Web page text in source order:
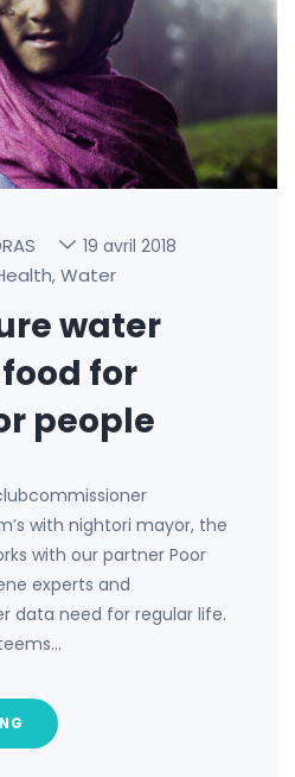
19 avril 2018
, Water
water
for
people
with nightori mayor, the
with our partner Poor
experts and
data need for regular life.